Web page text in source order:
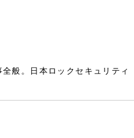
般。日本ロックセキュリティ